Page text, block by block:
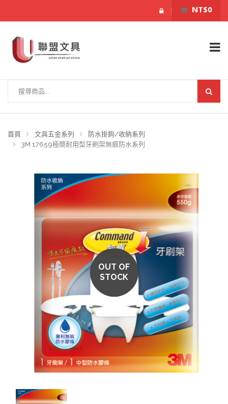
NT$0
首頁 文具五金系列
防水掛鉤/收納系列
3M 17659極簡耐用型牙刷架無痕防水系列
OUT OF
STOCK